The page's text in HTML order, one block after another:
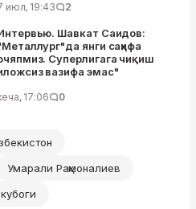
июл, 19:43 2
Шавкат Саидов:
янги саҳифа
Суперлигага чиқиш
вазифа эмас"
17:06 0
Умарали Раҳмоналиев